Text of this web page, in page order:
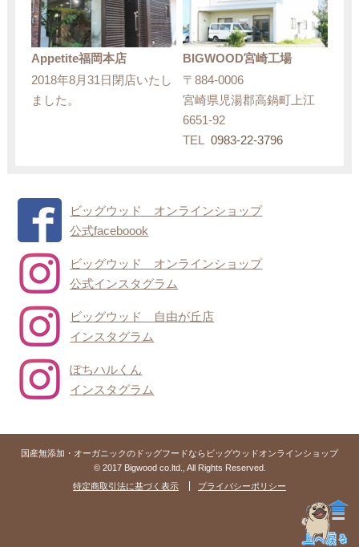
Appetite福岡本店
2018年8月31日閉店いたし
ました。
BIGWOOD宮崎工場
〒884-0006
宮崎県児湯郡高鍋町上江
6651-92
TEL 0983-22-3796
ビッグウッド オンラインショップ
公式faceboook
ビッグウッド オンラインショップ
公式インスタグラム
ビッグウッド 自由が丘店
インスタグラム
ぽちハルくん
インスタグラム
国産無添加・オーガニックのドッグフードならビッグウッドオンラインショップ
© 2017 Bigwood co.ltd., All Rights Reserved.
特定商取引法に基づく表示
プライバシーポリシー